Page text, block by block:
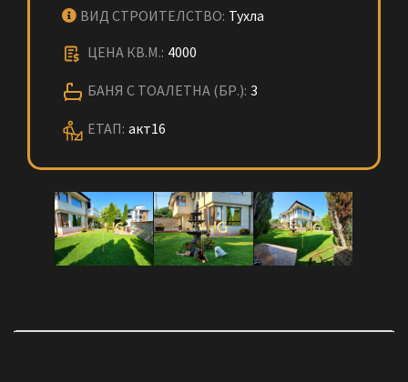
ВИД СТРОИТЕЛСТВО: Тухла
ЦЕНА КВ.М.: 4000
БАНЯ С ТОАЛЕТНА (БР.): 3
ЕТАП: акт16